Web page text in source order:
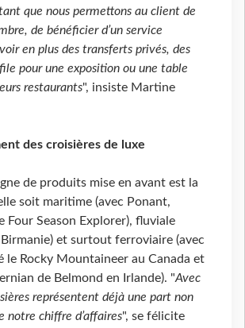
que nous permettons au client de
de bénéficier d’un service
en plus des transferts privés, des
pour une exposition ou une table
restaurants", insiste Martine
des croisières de luxe
de produits mise en avant est la
soit maritime (avec Ponant,
Four Season Explorer), fluviale
et surtout ferroviaire (avec
le Rocky Mountaineer au Canada et
de Belmond en Irlande). "Avec
représentent déjà une part non
notre chiffre d’affaires", se félicite